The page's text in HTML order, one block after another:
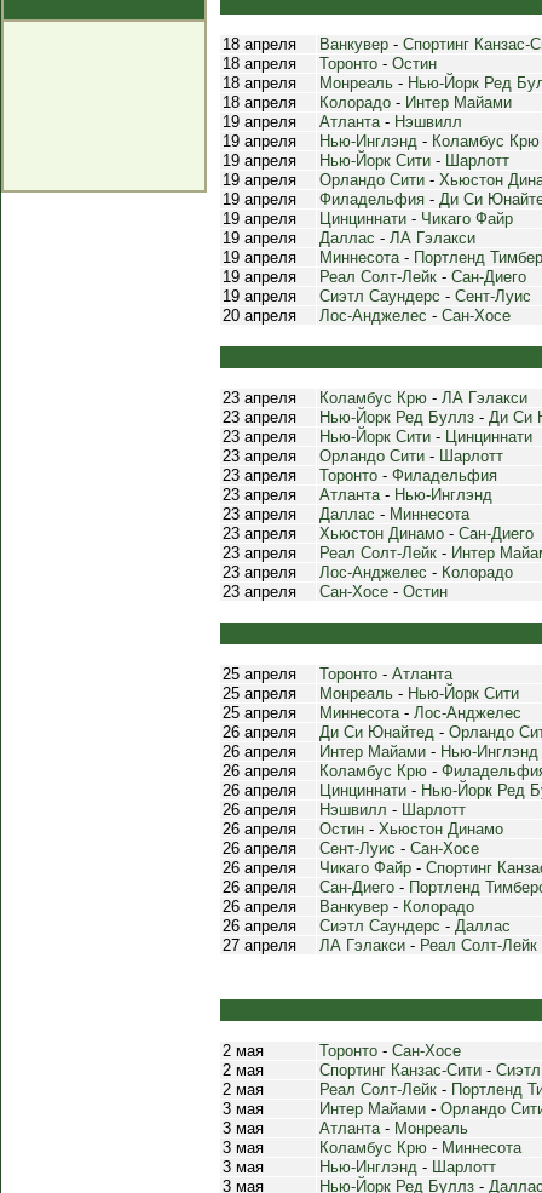
18 апреля Ванкувер - Спортинг Канзас-
18 апреля
Торонто - Остин
18 апреля
Монреаль - Нью-Йорк Ред
18 апреля
Колорадо - Интер Майами
19 апреля
Атланта- Нэшвилл
19 апреля
Нью-Инглэнд - Коламбус Крю
19 апреля
Нью-Йорк Сити - Шарлотт
19 апреля
Орландо Сити - Хьюстон
19 апреля
Филадельфия - Ди Си
19 апреля
Цинциннати - Чикаго Файр
19 апреля
Даллас - ЛА Гэлакси
19 апреля
Миннесота- Портленд
19 апреля
Реал Солт-Лейк - Сан-Диего
19 апреля
Сиэтл Саундерс - Сент-Луис
20 апреля
Лос-Анджелес - Сан-Хосе
23 апреля Коламбус Крю - ЛА Гэлакси
23 апреля
Нью-Йорк Ред Буллз - Ди Си
23 апреля
Нью-Йорк Сити - Цинциннати
23 апреля
Орландо Сити - Шарлотт
23 апреля
Торонто - Филадельфия
23 апреля
Атланта- Нью-Инглэнд
23 апреля
Даллас - Миннесота
23 апреля
Хьюстон Динамо - Сан-Диего
23 апреля
Реал Солт-Лейк - Интер
23 апреля
Лос-Анджелес - Колорадо
23 апреля
Сан-Хосе - Остин
25 апреля Торонто - Атланта
25 апреля
Монреаль - Нью-Йорк Сити
25 апреля
Миннесота- Лос-Анджелес
26 апреля
Ди Си Юнайтед - Орландо
26 апреля
Интер Майами - Нью-Инглэнд
26 апреля
Коламбус Крю -
26 апреля
Цинциннати - Нью-Йорк Ред
26 апреля
Нэшвилл - Шарлотт
26 апреля
Остин - Хьюстон Динамо
26 апреля
Сент-Луис - Сан-Хосе
26 апреля
Чикаго Файр - Спортинг
26 апреля
Сан-Диего - Портленд
26 апреля
Ванкувер - Колорадо
26 апреля
Сиэтл Саундерс - Даллас
27 апреля
ЛА Гэлакси - Реал Солт-Лейк
2 мая Торонто - Сан-Хосе
2 мая
Спортинг Канзас-Сити -
2 мая
Реал Солт-Лейк - Портленд
3 мая
Интер Майами - Орландо
3 мая
Атланта- Монреаль
3 мая
Коламбус Крю - Миннесота
3 мая
Нью-Инглэнд - Шарлотт
3 мая
Нью-Йорк Ред Буллз -